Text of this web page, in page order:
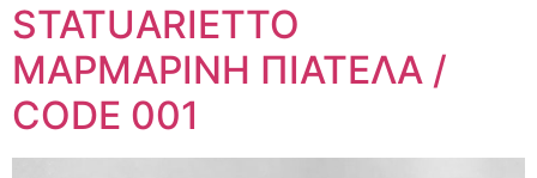
STATUARIETTO
ΜΑΡΜΑΡΙΝΗ ΠΙΑΤΕΛΑ /
CODE 001